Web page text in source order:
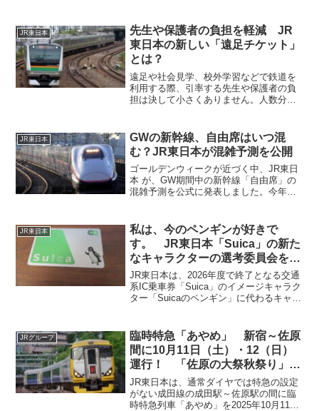
級の高原に建つ 八ヶ岳高原...
JR東日本
先生や保護者の負担を軽減 JR
東日本の新しい「遠足チケット」
とは？
遠足や社会見学、校外学習などで鉄道を
利用する際、引率する先生や保護者の負
担は決して小さくありません。人数分の
動こうした悩みを抱えてきた現場にとっ
て、うれしいニュースが飛...
JR東日本
GWの新幹線、自由席はいつ混
む？JR東日本が混雑予測を公開
ゴールデンウィークが近づく中、JR東日
本 が、GW期間中の新幹線「自由席」の
混雑予測を公式に発表しました。今年の
の指定席は「ほぼ満席」「取れなかっ
た…」という声も少な...
JR東日本
私は、今のペンギンが好きで
す。 JR東日本「Suica」の新た
なキャラクターの選考委員会を
2026年2月中に発足へ
JR東日本は、2026年度で終了となる交通
系IC乗車券「Suica」のイメージキャラク
ター「Suicaのペンギン」に代わるキャラ
が作成した3つの候補から公募でデザイン
を選んだ後、愛称を再び公募で選びま
す。今のキャラクターのレベルが高いだ
けにどのようなデザイン・名前になるの
か楽しみです。
JRグループ
臨時特急「あやめ」 新宿～佐原
間に10月11日（土）・12（日）
運行！ 「佐原の大祭秋祭り」に
あわせて
JR東日本は、通常ダイヤでは特急の設定
がない成田線の成田駅～佐原駅の間に臨
時特急列車「あやめ」を2025年10月11日